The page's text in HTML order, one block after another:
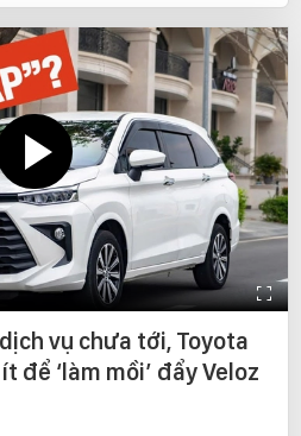
vụ chưa tới, Toyota
để ‘làm mồi’ đẩy Veloz